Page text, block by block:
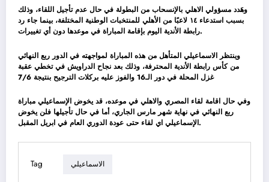
وهَدد مسؤولي الاهلي بالإنسحاب من البطولة في حال عدم تأجيل اللقاء، وذلك
بسبب استدعاء ١٤ لاعبًا من الأهلي للمنتخبات الوطنية المختلفة، بينما جاء رد
رابطة الأندية اليوم بإقامة المباراة في موعدها دون أي تغييرات.
وينتظر الاسماعيلي المتأهل من هذه المباراة لمواجهته في الدور ربع النهائي
من كأس رابطة الأندية المحترفة، وذلك بعد نجاح الدراويش في تخطي عقبة
غزل المحلة في دور الـ16 والفوز عليه بركلات الترجيح بنتيجة 7/6
وفي حال اقامة لقاء المصري والاهلي في موعده، قد يخوض الإسماعيلي مباراة
ربع النهائي في نهاية شهر مارس الجاري، أما في حال تأجيلها فلن يخوض
الإسماعيلي اي لقاء حتى عودة الدوري العام في ابريل المقبل.
Tag الاسماعيلي